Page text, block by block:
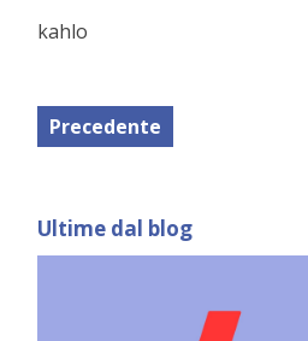
kahlo
Precedente
Ultime dal blog